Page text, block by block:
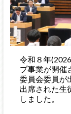
令和８年
プ事業が開催
委員会委員が
出席された生
しました。